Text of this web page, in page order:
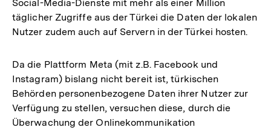
Social-Media-Dienste mit mehr als einer Million
täglicher Zugriffe aus der Türkei die Daten der lokalen
Nutzer zudem auch auf Servern in der Türkei hosten.
Da die Plattform Meta (mit z.B. Facebook und
Instagram) bislang nicht bereit ist, türkischen
Behörden personenbezogene Daten ihrer Nutzer zur
Verfügung zu stellen, versuchen diese, durch die
Überwachung der Onlinekommunikation